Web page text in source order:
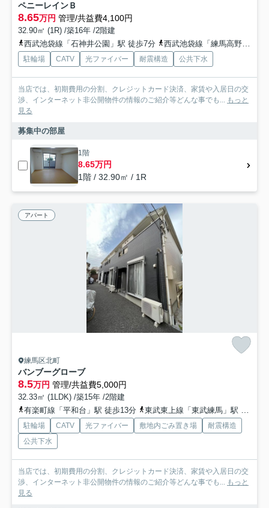
ペニーレインＢ
8.65万円 管理/共益費4,100円
32.90㎡ (1R) /築16年 /2階建
西武池袋線「石神井公園」駅 徒歩7分
西武池袋線「練馬高野台」駅 徒歩20分
駐輪場 CATV 光ファイバー 耐震構造 公共下水
当店では、初期費用の分割、クレジットカード決済、家賃や入居日の交
渉、インターネット非公開物件の情報のご紹介等どんな事でも... もっと
見る
募集中の部屋
1階
8.65万円
1階 / 32.90㎡ / 1R
アパート
練馬区北町
バンブーグローブ
8.5万円 管理/共益費5,000円
32.33㎡ (1LDK) /築15年 /2階建
有楽町線「平和台」駅 徒歩13分
東武東上線「東武練馬」駅 徒歩13分
駐輪場 CATV 光ファイバー 敷地内ごみ置き場
耐震構造
公共下水
当店では、初期費用の分割、クレジットカード決済、家賃や入居日の交
渉、インターネット非公開物件の情報のご紹介等どんな事でも... もっと
見る